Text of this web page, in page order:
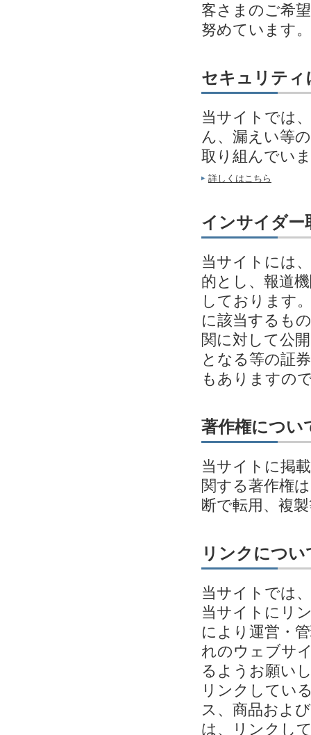
客さまのご希
努めています。
セキュリティ
当サイトでは
ん、漏えい等
取り組んでい
詳しくはこちら
インサイダー
当サイトには
的とし、報道
しております
に該当するも
関に対して公
となる等の証
もありますの
著作権につい
当サイトに掲
関する著作権
断で転用、複
リンクについ
当サイトでは
当サイトにリ
により運営・
れのウェブサ
るようお願い
リンクしてい
ス、商品およ
は、リンクし